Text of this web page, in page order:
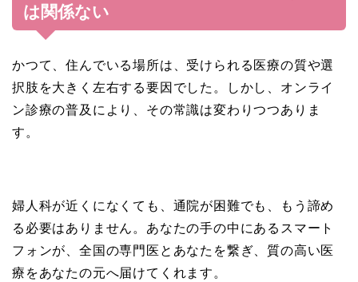
は関係ない
かつて、住んでいる場所は、受けられる医療の質や選
択肢を大きく左右する要因でした。しかし、オンライ
ン診療の普及により、その常識は変わりつつありま
す。
婦人科が近くになくても、通院が困難でも、もう諦め
る必要はありません。あなたの手の中にあるスマート
フォンが、全国の専門医とあなたを繋ぎ、質の高い医
療をあなたの元へ届けてくれます。